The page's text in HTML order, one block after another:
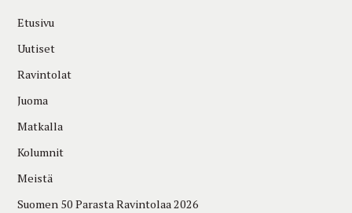
Etusivu
Uutiset
Ravintolat
Juoma
Matkalla
Kolumnit
Meistä
Suomen 50 Parasta Ravintolaa 2026